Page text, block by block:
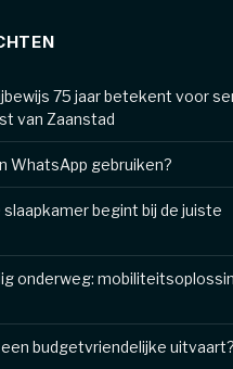
75 jaar betekent voor
van Zaanstad
WhatsApp gebruiken?
begint bij de juiste
onderweg:
budgetvriendelijke uitvaart?